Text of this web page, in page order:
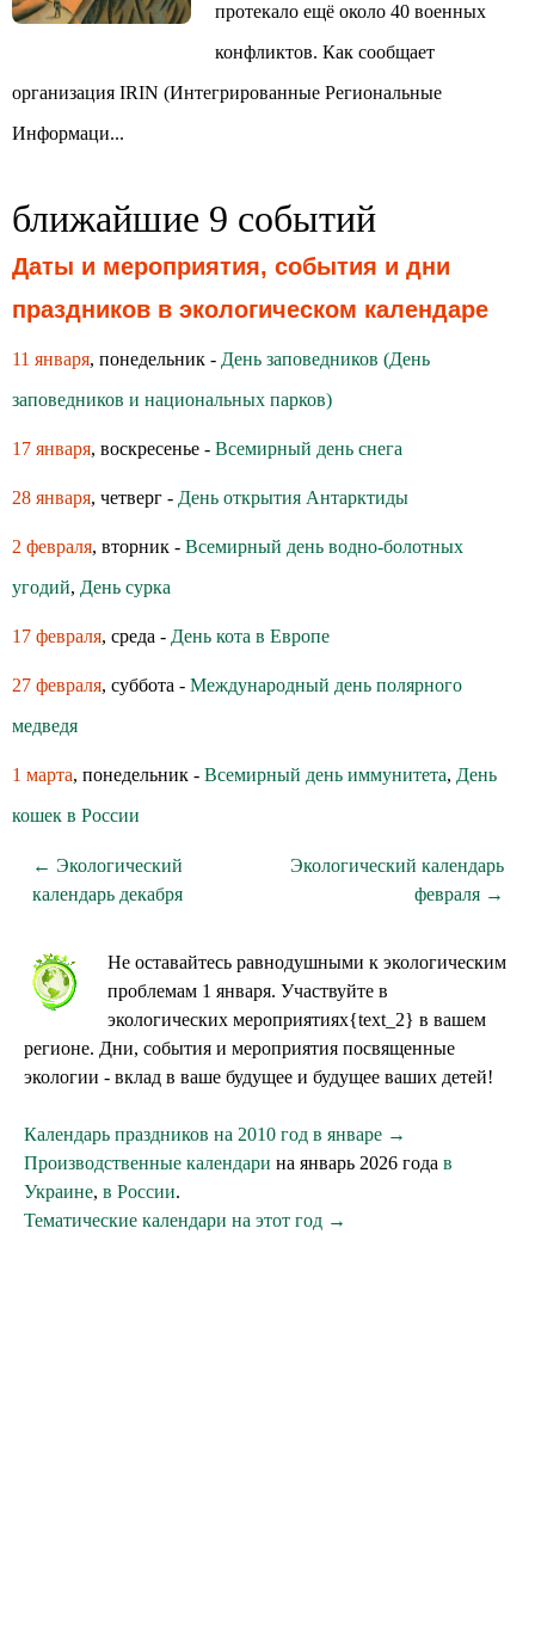
протекало ещё около 40 военных
конфликтов. Как сообщает
организация IRIN (Интегрированные Региональные
Информаци...
ближайшие 9 событий
Даты и мероприятия, события и дни
праздников в экологическом календаре
11 января, понедельник - День заповедников (День
заповедников и национальных парков)
17 января, воскресенье - Всемирный день снега
28 января, четверг - День открытия Антарктиды
2 февраля, вторник - Всемирный день водно-болотных
угодий, День сурка
17 февраля, среда - День кота в Европе
27 февраля, суббота - Международный день полярного
медведя
1 марта, понедельник - Всемирный день иммунитета, День
кошек в России
← Экологический
календарь декабря
Экологический календарь
февраля →
Не оставайтесь равнодушными к экологическим
проблемам 1 января. Участвуйте в
экологических мероприятиях{text_2} в вашем
регионе. Дни, события и мероприятия посвященные
экологии - вклад в ваше будущее и будущее ваших детей!
Календарь праздников на 2010 год в январе →
Производственные календари на январь 2026 года в
Украине, в России.
Тематические календари на этот год →